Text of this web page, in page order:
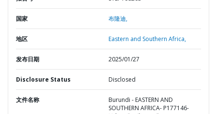
国家 布隆迪,
地区 Eastern and Southern Africa,
发布日期 2025/01/27
Disclosure Status Disclosed
文件名称
Burundi - EASTERN AND
SOUTHERN AFRICA- P177146-